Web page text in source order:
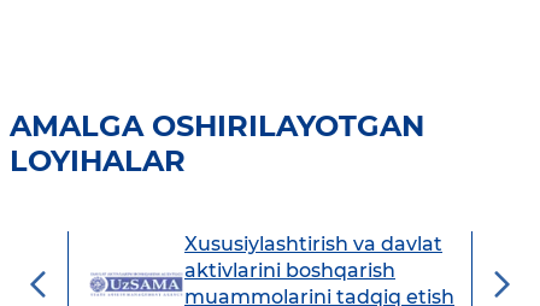
AMALGA OSHIRILAYOTGAN
LOYIHALAR
Xususiylashtirish va davlat
aktivlarini boshqarish
muammolarini tadqiq etish